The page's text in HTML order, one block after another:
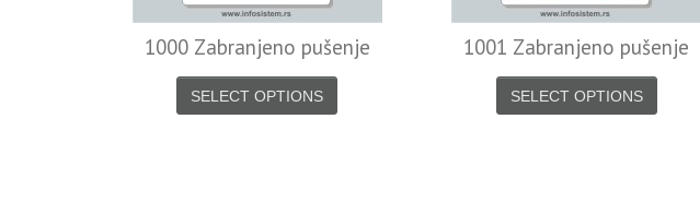
1000 Zabranjeno pušenje
SELECT OPTIONS
1001 Zabranjeno pušenje
SELECT OPTIONS